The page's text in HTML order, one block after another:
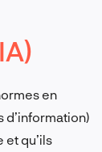
en
d’information)
qu’ils